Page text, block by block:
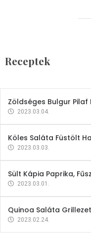
Receptek
2023.03.06.
Zöldséges Bulgur
2023.03.04.
Köles Saláta Füstölt
2023.03.03.
Sült Kápia Paprika,
2023.03.01.
Quinoa Saláta
2023.02.24.
Gyógynövények